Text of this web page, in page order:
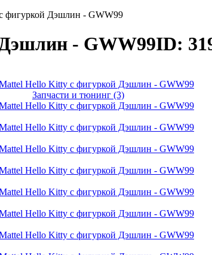
фигуркой Дэшлин - GWW99
- GWW99ID:
Запчасти и тюнинг (3)